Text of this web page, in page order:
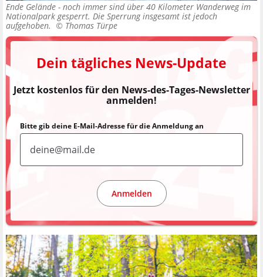
Ende Gelände - noch immer sind über 40 Kilometer Wanderweg im
Nationalpark gesperrt. Die Sperrung insgesamt ist jedoch
aufgehoben. © Thomas Türpe
Dein tägliches News-Update
Jetzt kostenlos für den News-des-Tages-Newsletter
anmelden!
Bitte gib deine E-Mail-Adresse für die Anmeldung an
Anmelden